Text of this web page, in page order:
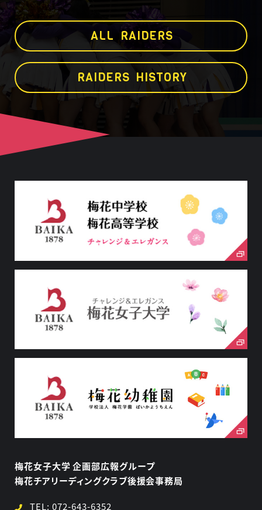
ALL RAIDERS
RA I D E RS H ISTO RY
梅花女子大学 企画部広報グループ
梅花チアリーディングクラブ後援会事務局
TEL: 072-643-6352